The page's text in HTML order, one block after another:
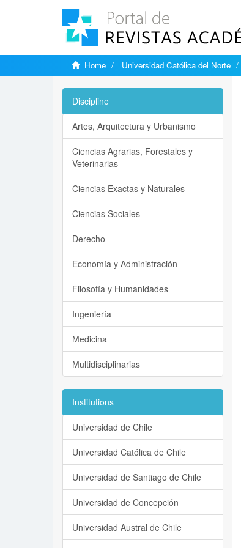
Home Universidad Católica del Norte
Discipline
Artes, Arquitectura y Urbanismo
Ciencias Agrarias, Forestales y
Veterinarias
Ciencias Exactas y Naturales
Ciencias Sociales
Derecho
Economía y Administración
Filosofía y Humanidades
Ingeniería
Medicina
Multidisciplinarias
Institutions
Universidad de Chile
Universidad Católica de Chile
Universidad de Santiago de Chile
Universidad de Concepción
Universidad Austral de Chile